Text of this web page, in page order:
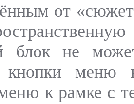
от
блок не
кнопки меню
к рамке с